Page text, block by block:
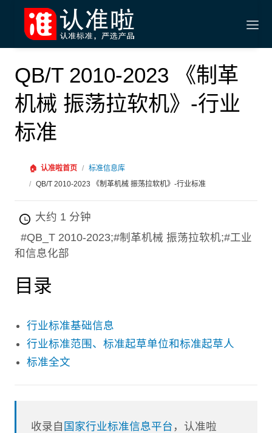
QB/T 2010-2023 《制革
机械 振荡拉软机》-行业
标准
🏠 认准啦首页 / 标准信息库
/ QB/T 2010-2023 《制革机械 振荡拉软机》-行业标准
大约 1 分钟
#QB_T 2010-2023;#制革机械 振荡拉软机;#工业
和信息化部
目录
行业标准基础信息
行业标准范围、标准起草单位和标准起草人
标准全文
收录自 国家行业标准信息平台 ，认准啦